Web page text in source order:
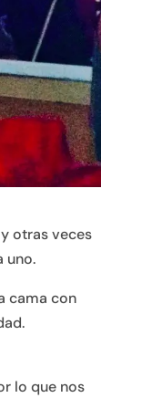
otras veces
uno.
cama con
lo que nos